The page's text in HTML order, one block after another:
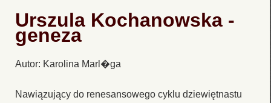
Urszula Kochanowska -
geneza
Autor: Karolina Marl�ga
Nawiązujący do renesansowego cyklu dziewiętnastu